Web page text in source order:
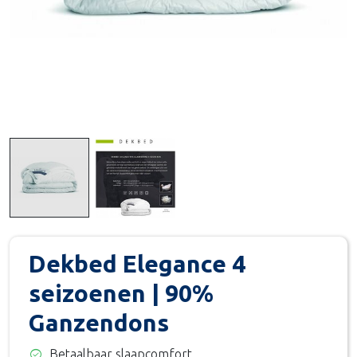
Dekbed Elegance 4
seizoenen | 90%
Ganzendons
Betaalbaar slaapcomfort